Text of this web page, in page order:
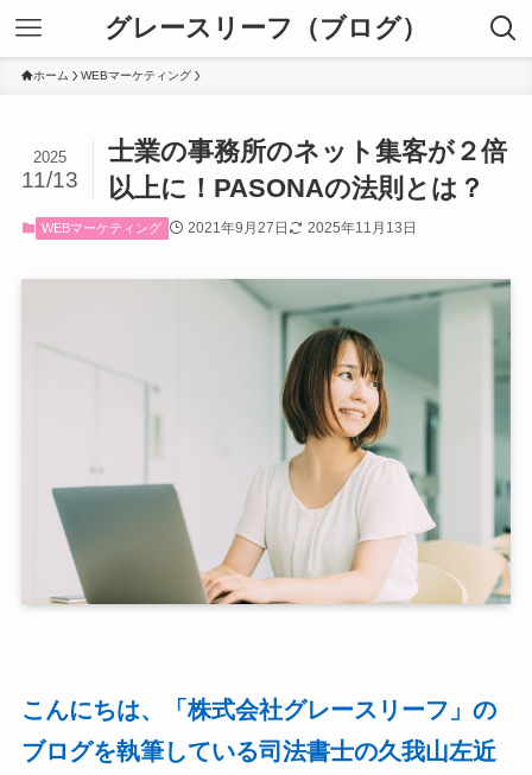
グレースリーフ（ブログ）
ホーム WEBマーケティング
士業の事務所のネット集客が２倍
以上に！PASONAの法則とは？
2025
11/13
WEBマーケティング 2021年9月27日 2025年11月13日
こんにちは、「株式会社グレースリーフ」の
ブログを執筆している司法書士の久我山左近